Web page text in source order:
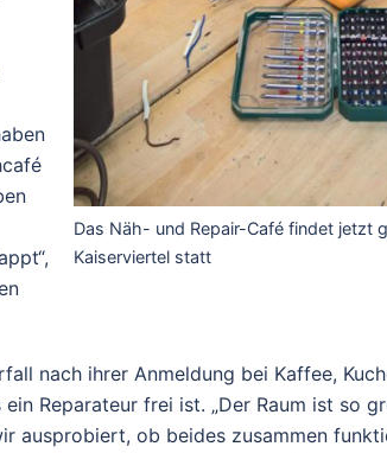
Das Näh- und Repair-Café findet jetzt
Kaiserviertel statt
nach ihrer Anmeldung bei Kaffee,
Reparateur frei ist. „Der Raum ist so
ausprobiert, ob beides zusammen